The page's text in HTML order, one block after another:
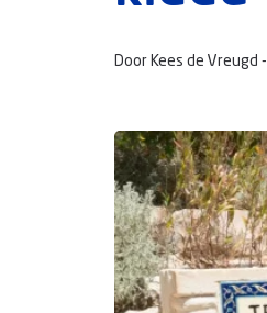
Door Kees de Vreugd -